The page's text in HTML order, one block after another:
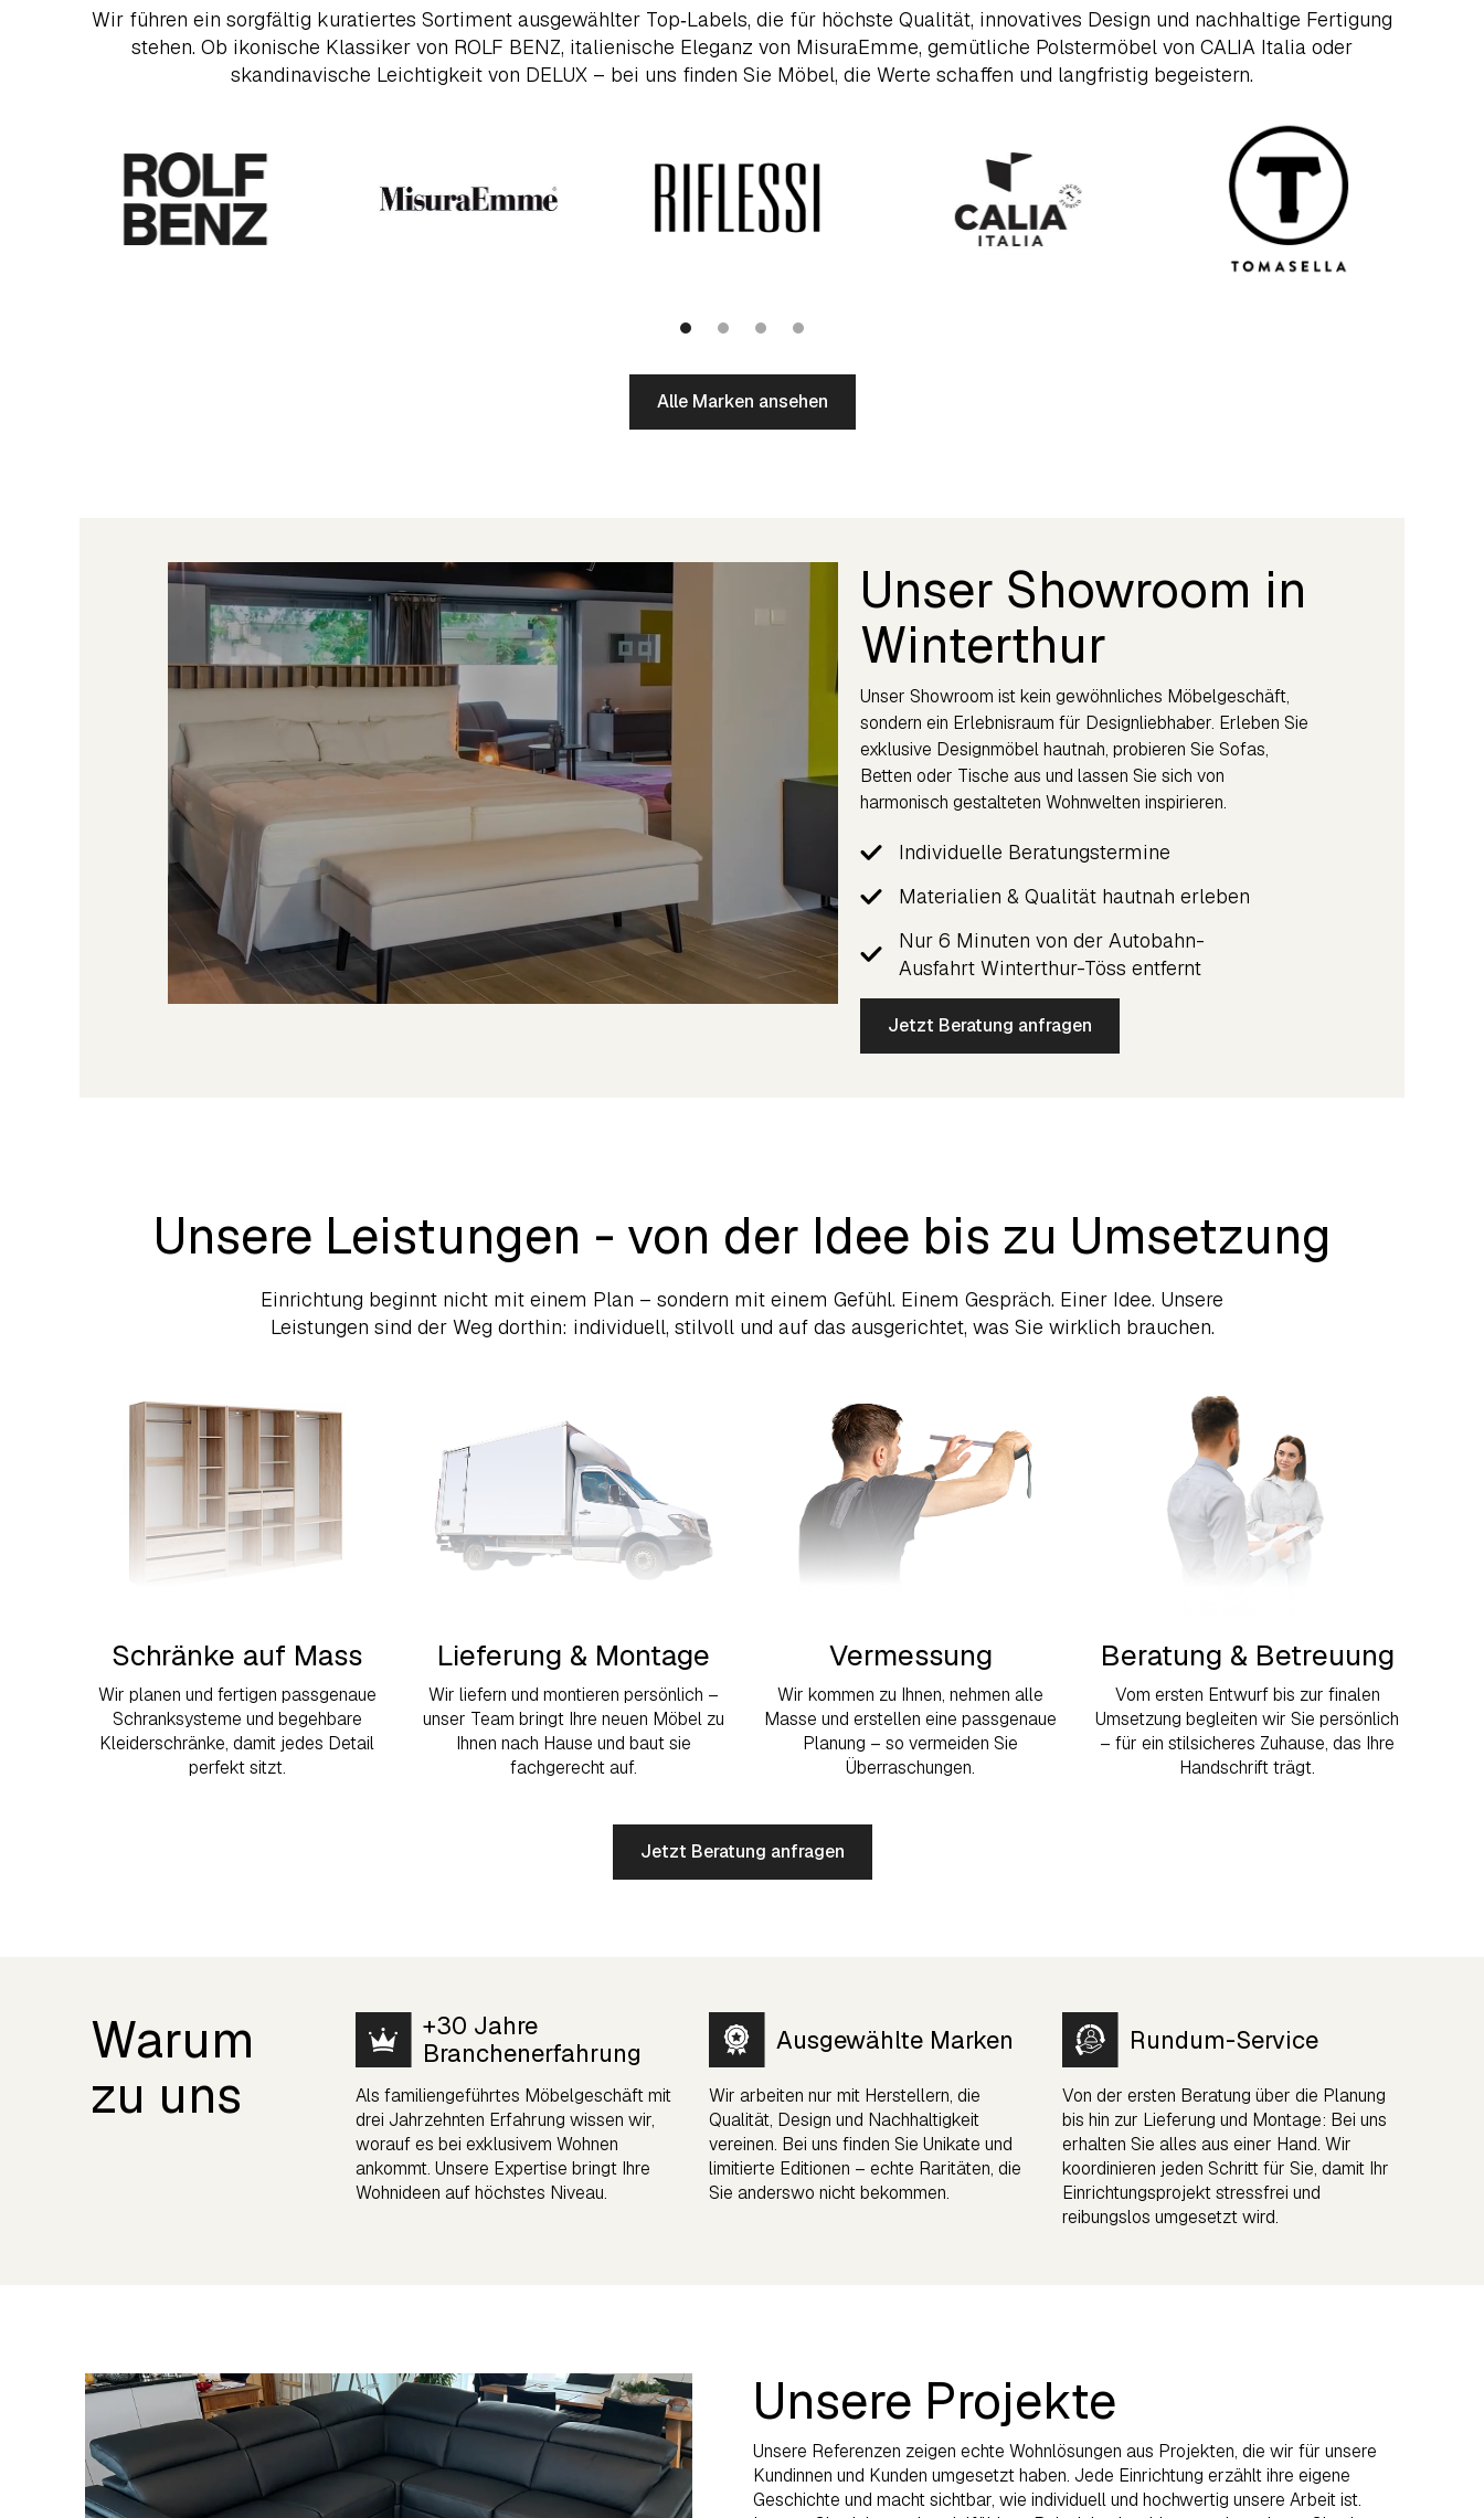
Wir führen ein sorgfältig kuratiertes Sortiment ausgewählter Top‑Labels, die für höchste Qualität, innovatives Design und nachhaltige Fertigung
stehen. Ob ikonische Klassiker von ROLF BENZ, italienische Eleganz von MisuraEmme, gemütliche Polstermöbel von CALIA Italia oder
skandinavische Leichtigkeit von DELUX – bei uns finden Sie Möbel, die Werte schaffen und langfristig begeistern.
Alle Marken ansehen
Unser Showroom in
Winterthur
Unser Showroom ist kein gewöhnliches Möbelgeschäft,
sondern ein Erlebnisraum für Designliebhaber. Erleben Sie
exklusive Designmöbel hautnah, probieren Sie Sofas,
Betten oder Tische aus und lassen Sie sich von
harmonisch gestalteten Wohnwelten inspirieren.
Individuelle Beratungstermine
Materialien & Qualität hautnah erleben
Nur 6 Minuten von der Autobahn-
Ausfahrt Winterthur-Töss entfernt
Jetzt Beratung anfragen
Unsere Leistungen - von der Idee bis zu Umsetzung
Einrichtung beginnt nicht mit einem Plan – sondern mit einem Gefühl. Einem Gespräch. Einer Idee. Unsere
Leistungen sind der Weg dorthin: individuell, stilvoll und auf das ausgerichtet, was Sie wirklich brauchen.
Schränke auf Mass
Wir planen und fertigen passgenaue
Schranksysteme und begehbare
Kleiderschränke, damit jedes Detail
perfekt sitzt.
Lieferung & Montage
Wir liefern und montieren persönlich –
unser Team bringt Ihre neuen Möbel zu
Ihnen nach Hause und baut sie
fachgerecht auf.
Vermessung
Wir kommen zu Ihnen, nehmen alle
Masse und erstellen eine passgenaue
Planung – so vermeiden Sie
Überraschungen.
Beratung & Betreuung
Vom ersten Entwurf bis zur finalen
Umsetzung begleiten wir Sie persönlich
– für ein stilsicheres Zuhause, das Ihre
Handschrift trägt.
Jetzt Beratung anfragen
Warum
zu uns
+30 Jahre
Branchenerfahrung
Als familiengeführtes Möbelgeschäft mit
drei Jahrzehnten Erfahrung wissen wir,
worauf es bei exklusivem Wohnen
ankommt. Unsere Expertise bringt Ihre
Wohnideen auf höchstes Niveau.
Ausgewählte Marken
Wir arbeiten nur mit Herstellern, die
Qualität, Design und Nachhaltigkeit
vereinen. Bei uns finden Sie Unikate und
limitierte Editionen – echte Raritäten, die
Sie anderswo nicht bekommen.
Rundum-Service
Von der ersten Beratung über die Planung
bis hin zur Lieferung und Montage: Bei uns
erhalten Sie alles aus einer Hand. Wir
koordinieren jeden Schritt für Sie, damit Ihr
Einrichtungsprojekt stressfrei und
reibungslos umgesetzt wird.
Unsere Projekte
Unsere Referenzen zeigen echte Wohnlösungen aus Projekten, die wir für unsere
Kundinnen und Kunden umgesetzt haben. Jede Einrichtung erzählt ihre eigene
Geschichte und macht sichtbar, wie individuell und hochwertig unsere Arbeit ist.